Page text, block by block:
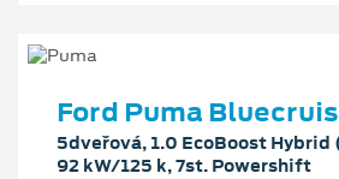
Ford Puma
5dveřová, 1.0 EcoBoost Hybrid
92 kW/125 k, 7st. Powershift